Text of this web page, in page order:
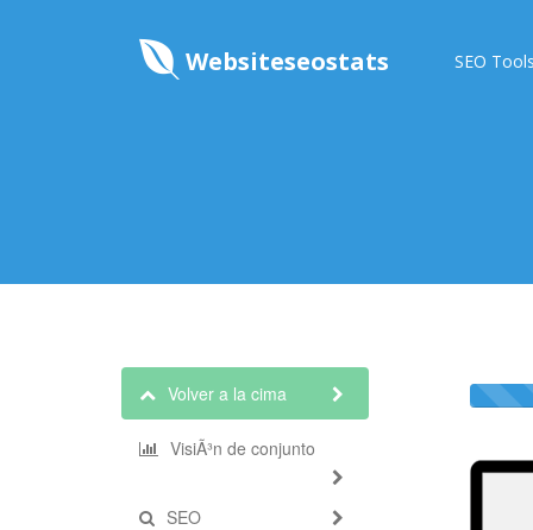
Websiteseostats SEO Tools
Volver a la cima
VisiÃ³n de conjunto
SEO